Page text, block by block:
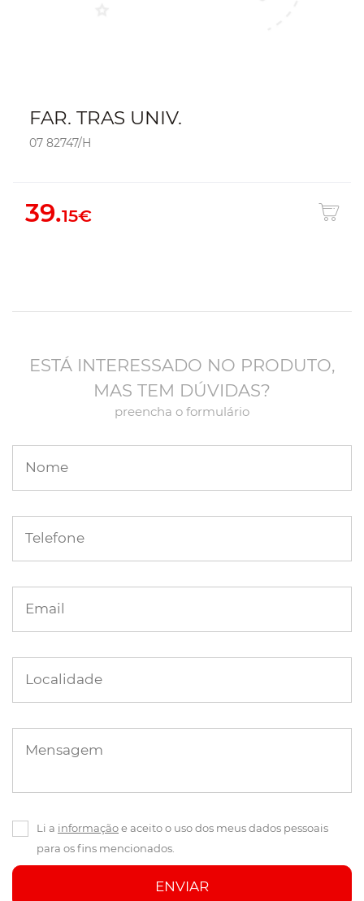
FAR. TRAS UNIV.
07 82747/H
39.15€
ESTÁ INTERESSADO NO PRODUTO,
MAS TEM DÚVIDAS?
preencha o formulário
Nome
Telefone
Email
Localidade
Mensagem
Li a informaçãoe aceito o uso dos meus dados pessoais
para os fins mencionados.
ENVIAR